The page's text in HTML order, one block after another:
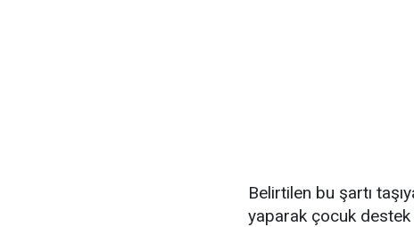
Belirtilen bu şartı
yaparak çocuk destek